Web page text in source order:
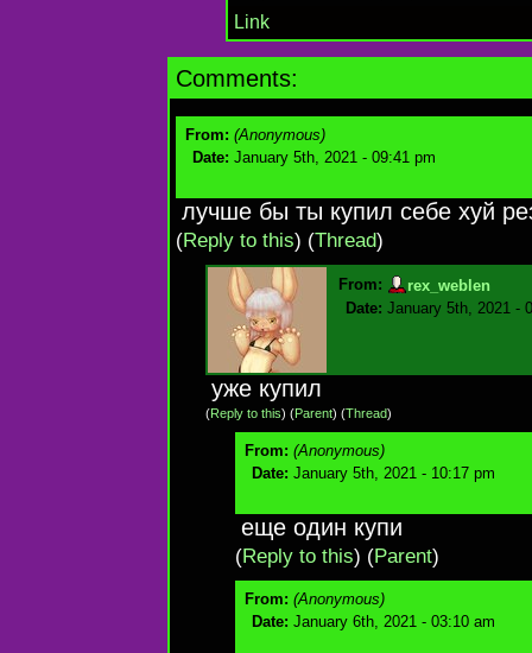
Link
Comments:
From: (Anonymous)
Date: January 5th, 2021 - 09:41 pm
лучше бы ты купил себе хуй
(Reply to this) (Thread)
From:
rex_weblen
Date: January 5th, 2021 -
уже купил
(Reply to this) (Parent) (Thread)
From: (Anonymous)
Date: January 5th, 2021 - 10:17 pm
еще один купи
(Reply to this) (Parent)
From: (Anonymous)
Date: January 6th, 2021 - 03:10 am